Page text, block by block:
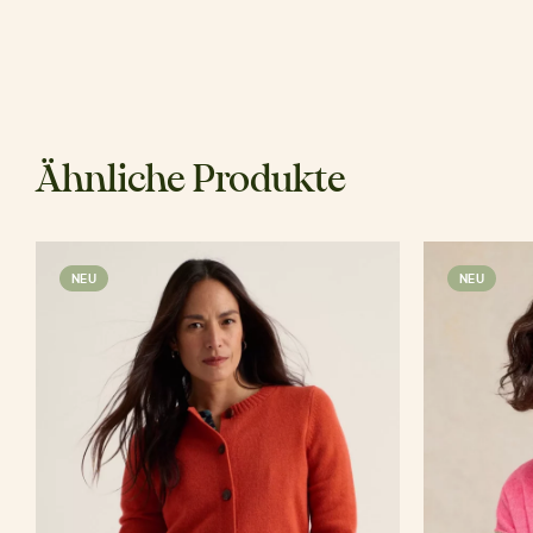
Ähnliche Produkte
NEU NEU